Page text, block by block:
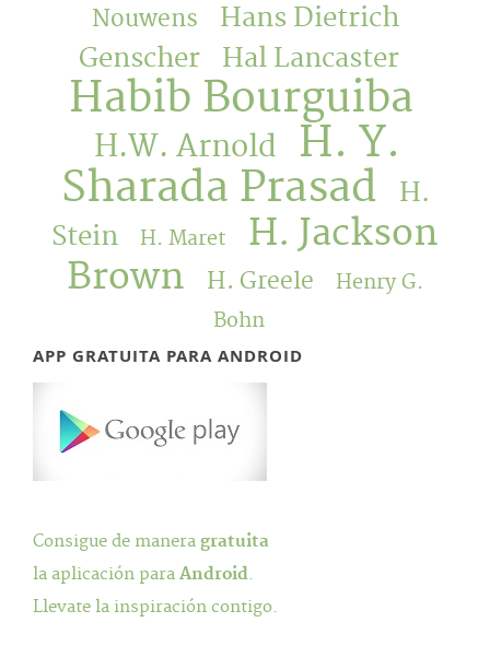
Nouwens
Hans Dietrich
Genscher
Hal Lancaster
Habib Bourguiba
H.W. Arnold
H. Y.
Sharada Prasad
H.
Stein
H. Maret
H. Jackson
Brown
H. Greele
Henry G.
Bohn
APP GRATUITA PARA ANDROID
Consigue de manera gratuita
la aplicación para Android.
Llevate la inspiración contigo.